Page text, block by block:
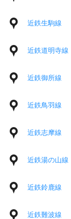
近鉄生駒線
近鉄道明寺線
近鉄御所線
近鉄鳥羽線
近鉄志摩線
近鉄湯の山線
近鉄鈴鹿線
近鉄難波線